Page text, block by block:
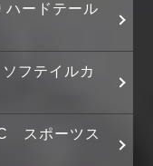
ードテール
フテイルカ
スポーツス